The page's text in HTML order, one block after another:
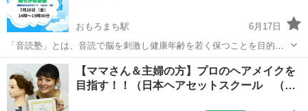
おもろまち駅
6月17日
「音読塾」とは、音読で脳を刺激し健康年齢を若く保つことを目的と
しています。 音読塾はこんな方にお勧め♪ ●カラオケは苦⼿だが声を
だしたい ●認知症予防に何かやってみたい ●滑⾆をよくしたい ●⼤き
い声が出るようになりた...
沖縄 那覇市 おもろまち駅 その他 認知症予防
【ママさん＆主婦の方】プロのヘアメイクを
目指す！！（日本ヘアセットスクール （…